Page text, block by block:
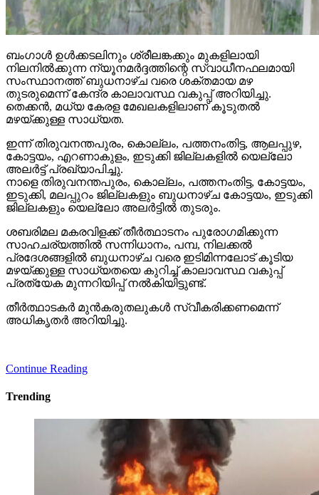
ബംഗാള്‍ ഉള്‍ക്കടലിനും ശ്രീലങ്കക്കും മുകളിലായി
നിലനില്‍ക്കുന്ന ന്യൂനമര്‍ദ്ദത്തിന്റെ സ്വാധീനഫലമായി
സംസ്ഥാനത്ത് ബുധനാഴ്ച വരെ ശക്തമായ മഴ
തുടരുമെന്ന് കേന്ദ്ര കാലാവസ്ഥ വകുപ്പ് അറിയിച്ചു.
തെക്കന്‍, മധ്യ കേരള മേഖലകളിലാണ് കൂടുതല്‍
മഴയ്ക്കുള്ള സാധ്യത.
ഇന്ന് തിരുവനന്തപുരം, കൊല്ലം, പത്തനംതിട്ട, ആലപ്പുഴ,
കോട്ടയം, എറണാകുളം, ഇടുക്കി ജില്ലകളില്‍ യെല്ലോ
അലര്‍ട്ട് പ്രഖ്യാപിച്ചു.
നാളെ തിരുവനന്തപുരം, കൊല്ലം, പത്തനംതിട്ട, കോട്ടയം,
ഇടുക്കി, മലപ്പുറം ജില്ലകളും ബുധനാഴ്ച കോട്ടയം, ഇടുക്കി
ജില്ലകളും യെല്ലോ അലര്‍ട്ടില്‍ തുടരും.
ശബരിമല മകരവിളക്ക് തീര്‍ത്ഥാടനം പുരോഗമിക്കുന്ന
സാഹചര്യത്തില്‍ സന്നിധാനം, പമ്പ, നിലക്കല്‍
പ്രദേശങ്ങളില്‍ ബുധനാഴ്ച വരെ ഇടിമിന്നലോട് കൂടിയ
മഴയ്ക്കുള്ള സാധ്യതയെ കുറിച്ച് കാലാവസ്ഥ വകുപ്പ്
പ്രത്യേക മുന്നറിയിപ്പ് നല്‍കിയിട്ടുണ്ട്.
തീര്‍ത്ഥാടകര്‍ മുന്‍കരുതലുകള്‍ സ്വീകരിക്കണമെന്ന്
അധികൃതര്‍ അറിയിച്ചു.
Continue Reading
Trending